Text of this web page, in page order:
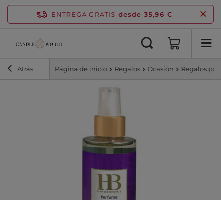
ENTREGA GRATIS desde 35,96 €
Atrás Página de inicio Regalos Ocasión Regalos